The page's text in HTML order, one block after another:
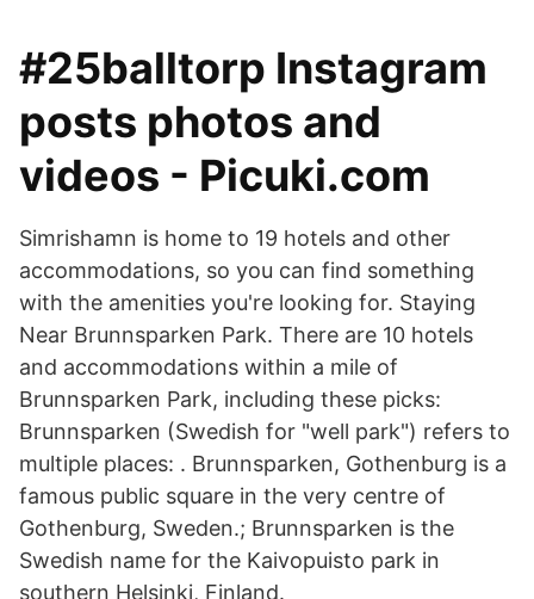
#25balltorp Instagram
posts photos and
videos - Picuki.com
Simrishamn is home to 19 hotels and other
accommodations, so you can find something
with the amenities you're looking for. Staying
Near Brunnsparken Park. There are 10 hotels
and accommodations within a mile of
Brunnsparken Park, including these picks:
Brunnsparken (Swedish for "well park") refers to
multiple places: . Brunnsparken, Gothenburg is a
famous public square in the very centre of
Gothenburg, Sweden.; Brunnsparken is the
Swedish name for the Kaivopuisto park in
southern Helsinki, Finland.